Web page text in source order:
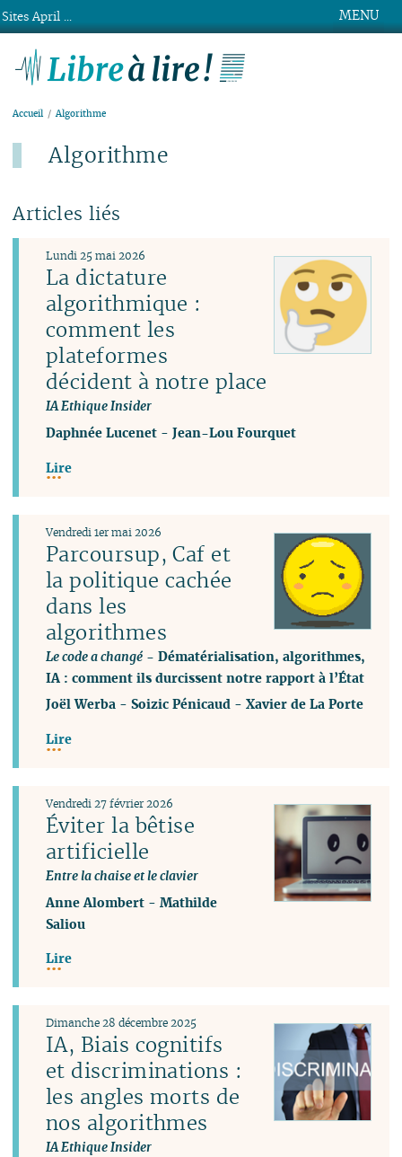
MENU
Accueil Algorithme
Algorithme
Articles liés
La dictature
algorithmique :
comment les
plateformes
décident à notre place
IA Ethique Insider
Lundi 25 mai 2026
Daphnée Lucenet -Jean-Lou Fourquet
Lire
Parcoursup, Caf et
la politique cachée
dans les
algorithmes
Le code a changé - Dématérialisation, algorithmes,
IA : comment ils durcissent notre rapport à l’État
Vendredi 1er mai 2026
Joël Werba -Soizic Pénicaud -Xavier de La Porte
Lire
Éviter la bêtise
artificielle
Entre la chaise et le clavier
Vendredi 27 février 2026
Anne Alombert -Mathilde
Saliou
Lire
IA, Biais cognitifs
et discriminations :
les angles morts de
nos algorithmes
IA Ethique Insider
Dimanche 28 décembre 2025
Sites April ...